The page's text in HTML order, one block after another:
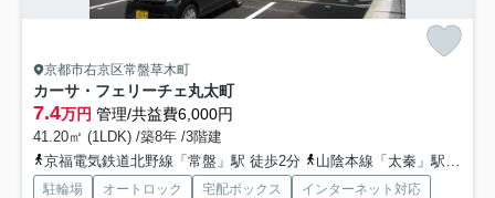
京都市右京区常盤草木町
カーサ・フェリーチェ丸太町
7.4万円 管理/共益費6,000円
41.20㎡ (1LDK) /築8年 /3階建
京福電気鉄道北野線「常盤」駅 徒歩2分
山陰本線「太秦」駅 徒歩10分
駐輪場 オートロック 宅配ボックス
インターネット対応